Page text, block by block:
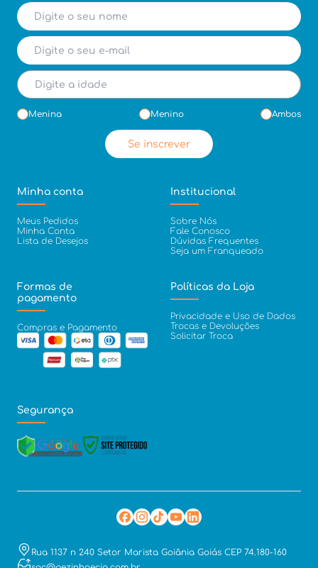
Menina Menino Ambos
Se inscrever
Minha conta
Meus Pedidos
Minha Conta
Lista de Desejos
Institucional
Sobre Nós
Fale Conosco
Dúvidas Frequentes
Seja um Franqueado
Formas de
pagamento
Compras e Pagamento
Políticas da Loja
Privacidade e Uso de Dados
Trocas e Devoluções
Solicitar Troca
Segurança
Rua 1137 n 240 Setor Marista Goiânia Goiás CEP 74.180-160